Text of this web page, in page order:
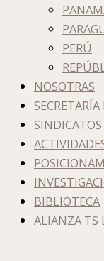
PERÚ
NOSOTRAS
SINDICATOS
BIBLIOTECA
ALIANZA TS